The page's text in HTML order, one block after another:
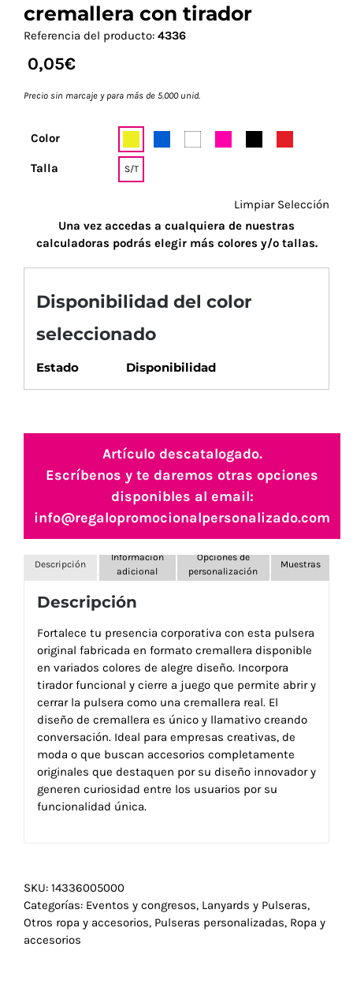
cremallera con tirador
Referencia del producto: 4336
0,05€
Precio sin marcaje y para más de 5.000 unid.
Color
Talla S/T
Limpiar Selección
Una vez accedas a cualquiera de nuestras
calculadoras podrás elegir más colores y/o tallas.
Disponibilidad del color
seleccionado
Estado Disponibilidad
Artículo descatalogado.
Escríbenos y te daremos otras opciones
disponibles al email:
info@regalopromocionalpersonalizado.com
Descripción
Información
adicional
Opciones de
personalización
Muestras
Descripción
Fortalece tu presencia corporativa con esta pulsera
original fabricada en formato cremallera disponible
en variados colores de alegre diseño. Incorpora
tirador funcional y cierre a juego que permite abrir y
cerrar la pulsera como una cremallera real. El
diseño de cremallera es único y llamativo creando
conversación. Ideal para empresas creativas, de
moda o que buscan accesorios completamente
originales que destaquen por su diseño innovador y
generen curiosidad entre los usuarios por su
funcionalidad única.
SKU: 14336005000
Categorías: Eventos y congresos, Lanyards y Pulseras,
Otros ropa y accesorios, Pulseras personalizadas, Ropa y
accesorios